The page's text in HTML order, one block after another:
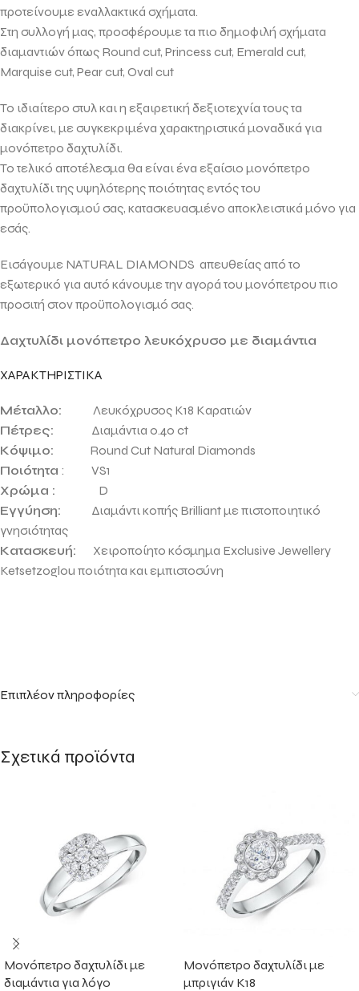
προτείνουμε εναλλακτικά σχήματα.
Στη συλλογή μας, προσφέρουμε τα πιο δημοφιλή σχήματα
διαμαντιών όπως Round cut, Princess cut, Emerald cut,
Marquise cut, Pear cut, Oval cut
Το ιδιαίτερο στυλ και η εξαιρετική δεξιοτεχνία τους τα
διακρίνει, με συγκεκριμένα χαρακτηριστικά μοναδικά για
μονόπετρο δαχτυλίδι.
Το τελικό αποτέλεσμα θα είναι ένα εξαίσιο μονόπετρο
δαχτυλίδι της υψηλότερης ποιότητας εντός του
προϋπολογισμού σας, κατασκευασμένο αποκλειστικά μόνο για
εσάς.
Εισάγουμε NATURAL DIAMONDS απευθείας από το
εξωτερικό για αυτό κάνουμε την αγορά του μονόπετρου πιο
προσιτή στον προϋπολογισμό σας.
Δαχτυλίδι μονόπετρο λευκόχρυσο με διαμάντια
ΧΑΡΑΚΤΗΡΙΣΤΙΚΑ
Μέταλλο: Λευκόχρυσος Κ18 Καρατιών
Πέτρες: Διαμάντια 0.40 ct
Κόψιμο: Round Cut Natural Diamonds
Ποιότητα : VS1
Χρώμα : D
Εγγύηση: Διαμάντι κοπής Brilliant με πιστοποιητικό
γνησιότητας
Κατασκευή: Χειροποίητο κόσμημα Exclusive Jewellery
Ketsetzoglou ποιότητα και εμπιστοσύνη
Επιπλέον πληροφορίες
Σχετικά προϊόντα
Μονόπετρο δαχτυλίδι με
διαμάντια για λόγο
Μονόπετρο δαχτυλίδι με
μπριγιάν K18